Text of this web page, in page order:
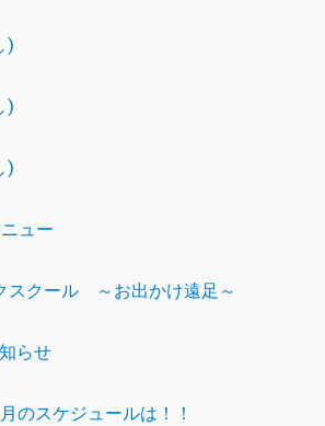
)
)
)
ュー
スクール ～お出かけ遠足～
らせ
のスケジュールは！！